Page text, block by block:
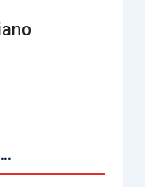
di
d’ufficio e
della